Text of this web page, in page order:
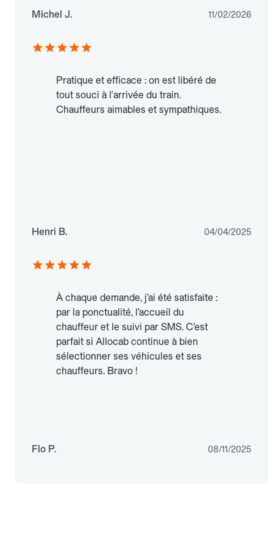
Michel J. 11/02/2026
Pratique et efficace : on est libéré de
tout souci à l'arrivée du train.
Chauffeurs aimables et sympathiques.
Henri B. 04/04/2025
À chaque demande, j’ai été satisfaite :
par la ponctualité, l’accueil du
chauffeur et le suivi par SMS. C’est
parfait si Allocab continue à bien
sélectionner ses véhicules et ses
chauffeurs. Bravo !
Flo P. 08/11/2025